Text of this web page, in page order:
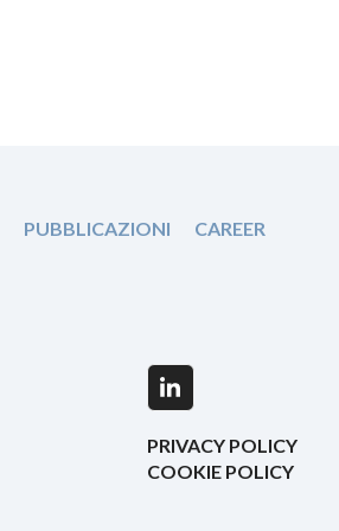
PUBBLICAZIONI CAREER
LinkedIn
PRIVACY POLICY
COOKIE POLICY